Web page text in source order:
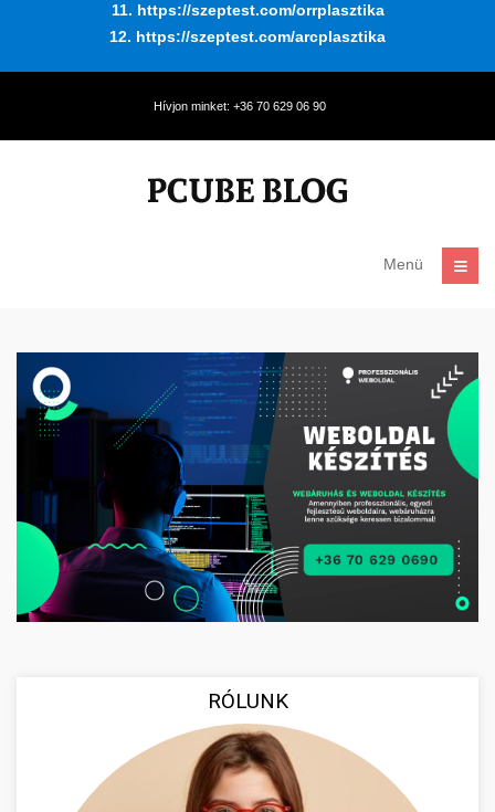
11. https://szeptest.com/orrplasztika
12. https://szeptest.com/arcplasztika
Hívjon minket: +36 70 629 06 90
Menü
RÓLUNK